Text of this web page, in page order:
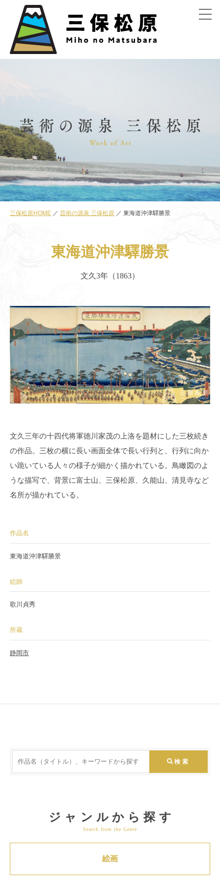
menu
三保松原HOME 芸術の源泉 三保松原 東海道沖津驛勝景
東海道沖津驛勝景
文久3年（1863）
文久三年の十四代将軍徳川家茂の上洛を題材にした三枚続き
の作品。三枚の横に長い画面全体で長い行列と、行列に向か
い跪いている人々の様子が細かく描かれている。鳥瞰図のよ
うな描写で、背景に富士山、三保松原、久能山、清見寺など
名所が描かれている。
作品名
東海道沖津驛勝景
絵師
歌川貞秀
所蔵
静岡市
ジャンルから探す
Search from the Genre
絵画